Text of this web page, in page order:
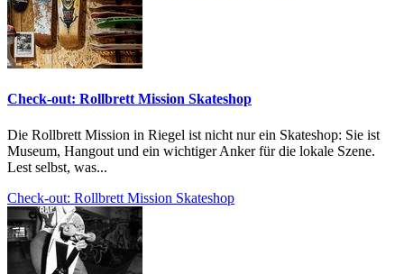
Check-out: Rollbrett Mission Skateshop
Die Rollbrett Mission in Riegel ist nicht nur ein Skateshop: Sie ist
Museum, Hangout und ein wichtiger Anker für die lokale Szene.
Lest selbst, was...
Check-out: Rollbrett Mission Skateshop